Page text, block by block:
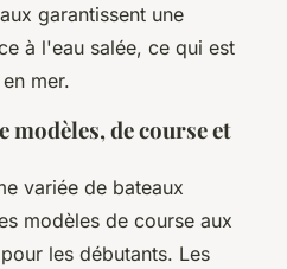
garantissent une
à l'eau salée, ce qui est
mer.
modèles, de course et
variée de bateaux
modèles de course aux
les débutants. Les